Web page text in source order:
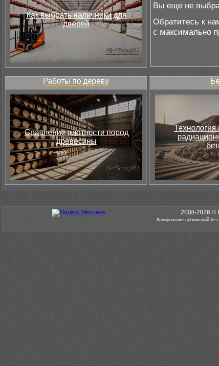
Как выбрать наличники для
дверей
Вы еще не
Обратитесь к
с максимально
Работы по дереву
Сравнение плотности пород
древесины
Технология
2008-2026 ©
Копирование публикаций